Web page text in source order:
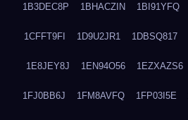
1B3DEC8P 1BHACZIN 1BI91YFQ
1CFFT9FI 1D9U2JR1 1DBSQ817
1E8JEY8J 1EN94O56 1EZXAZS6
1FJ0BB6J 1FM8AVFQ 1FP03I5E